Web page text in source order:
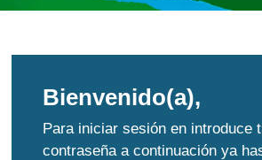
Bienvenido(a),
Para iniciar sesión en introduce
contraseña a continuación ya